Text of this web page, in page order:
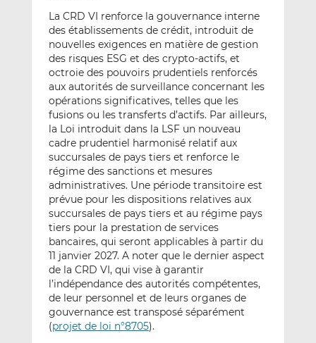
La CRD VI renforce la gouvernance interne
des établissements de crédit, introduit de
nouvelles exigences en matière de gestion
des risques ESG et des crypto-actifs, et
octroie des pouvoirs prudentiels renforcés
aux autorités de surveillance concernant les
opérations significatives, telles que les
fusions ou les transferts d’actifs. Par ailleurs,
la Loi introduit dans la LSF un nouveau
cadre prudentiel harmonisé relatif aux
succursales de pays tiers et renforce le
régime des sanctions et mesures
administratives. Une période transitoire est
prévue pour les dispositions relatives aux
succursales de pays tiers et au régime pays
tiers pour la prestation de services
bancaires, qui seront applicables à partir du
11 janvier 2027. A noter que le dernier aspect
de la CRD VI, qui vise à garantir
l’indépendance des autorités compétentes,
de leur personnel et de leurs organes de
gouvernance est transposé séparément
(projet de loi n°8705).